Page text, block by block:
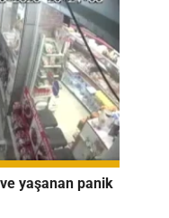
yaşanan panik